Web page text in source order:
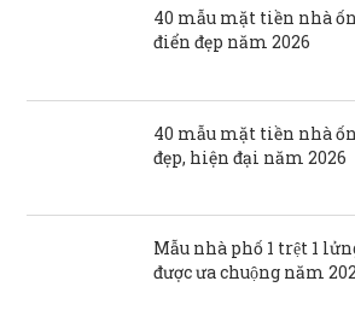
40 mẫu mặt tiền nhà
điển đẹp năm 2026
40 mẫu mặt tiền nhà
đẹp, hiện đại năm 2026
Mẫu nhà phố 1 trệt 1
được ưa chuộng năm